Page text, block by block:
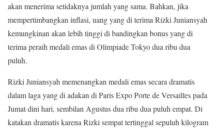
akan menerima setidaknya jumlah yang sama. Bahkan, jika
mempertimbangkan inflasi, uang yang di terima Rizki Juniansyah
kemungkinan akan lebih tinggi di bandingkan bonus yang di
terima peraih medali emas di Olimpiade Tokyo dua ribu dua
puluh.
Rizki Juniansyah memenangkan medali emas secara dramatis
dalam laga yang di adakan di Paris Expo Porte de Versailles pada
Jumat dini hari, sembilan Agustus dua ribu dua puluh empat. Di
katakan dramatis karena Rizki sempat tertinggal sepuluh kilogram